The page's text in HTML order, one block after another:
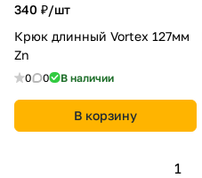
340 ₽/шт
Крюк длинный Vortex 127мм
Zn
0 0 В наличии
В корзину
1